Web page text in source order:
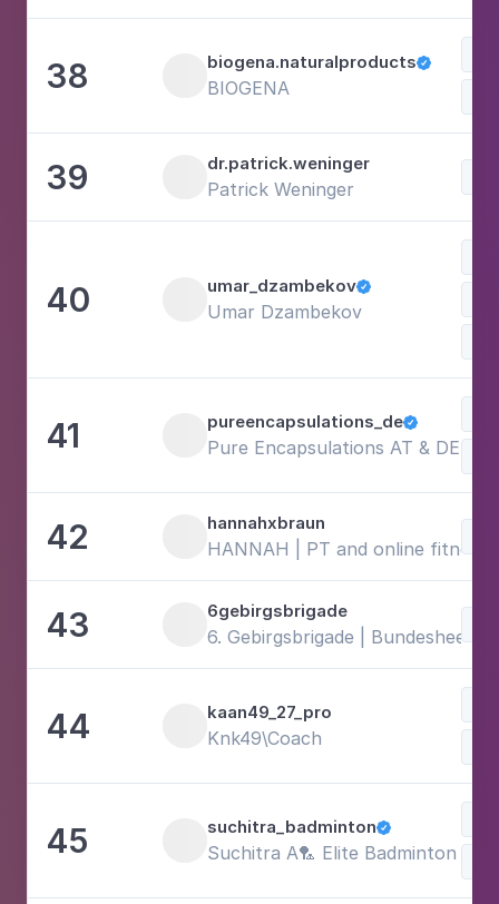
38 biogena.naturalproducts
BIOGENA
39 dr.patrick.weninger
Patrick Weninger
40 umar_dzambekov
Umar Dzambekov
41 pureencapsulations_de
Pure Encapsulations AT & DE
42 hannahxbraun
HANNAH | PT and online fitness
43 6gebirgsbrigade
6. Gebirgsbrigade | Bundesheer
44 kaan49_27_pro
Knk49\Coach
45 suchitra_badminton
Suchitra A🏸 Elite Badminton